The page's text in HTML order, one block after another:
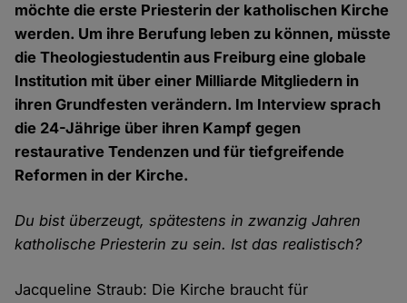
möchte die erste Priesterin der katholischen Kirche
werden. Um ihre Berufung leben zu können, müsste
die Theologiestudentin aus Freiburg eine globale
Institution mit über einer Milliarde Mitgliedern in
ihren Grundfesten verändern. Im Interview sprach
die 24-Jährige über ihren Kampf gegen
restaurative Tendenzen und für tiefgreifende
Reformen in der Kirche.
Du bist überzeugt, spätestens in zwanzig Jahren
katholische Priesterin zu sein. Ist das realistisch?
Jacqueline Straub: Die Kirche braucht für